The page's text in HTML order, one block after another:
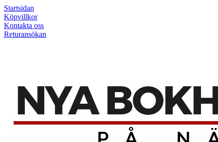
Startsidan
Köpvillkor
Kontakta oss
Returansökan